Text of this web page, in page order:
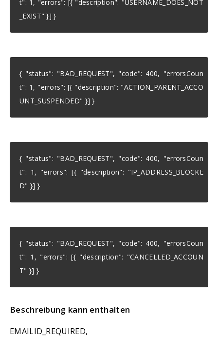
t": 1, "errors": [{ "description": "USERNAME_DOES_NOT
_EXIST" }] }
{ "status": "BAD_REQUEST", "code": 400, "errorsCoun
t": 1, "errors": [{ "description": "ACTION_PARENT_ACCO
UNT_SUSPENDED" }] }
{ "status": "BAD_REQUEST", "code": 400, "errorsCoun
t": 1, "errors": [{ "description": "IP_ADDRESS_BLOCKE
D" }] }
{ "status": "BAD_REQUEST", "code": 400, "errorsCoun
t": 1, "errors": [{ "description": "CANCELLED_ACCOUN
T" }] }
Beschreibung kann enthalten
EMAILID_REQUIRED,